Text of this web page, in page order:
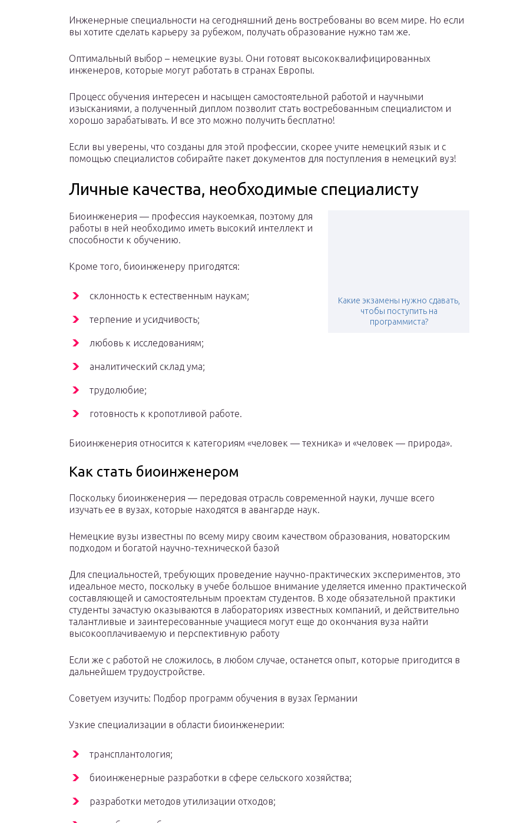
Инженерные специальности на сегодняшний день востребованы во всем мире. Но если
вы хотите сделать карьеру за рубежом, получать образование нужно там же.
Оптимальный выбор – немецкие вузы. Они готовят высококвалифицированных
инженеров, которые могут работать в странах Европы.
Процесс обучения интересен и насыщен самостоятельной работой и научными
изысканиями, а полученный диплом позволит стать востребованным специалистом и
хорошо зарабатывать. И все это можно получить бесплатно!
Если вы уверены, что созданы для этой профессии, скорее учите немецкий язык и с
помощью специалистов собирайте пакет документов для поступления в немецкий вуз!
Личные качества, необходимые специалисту
Какие экзамены нужно сдавать,
чтобы поступить на
программиста?
Биоинженерия — профессия наукоемкая, поэтому для
работы в ней необходимо иметь высокий интеллект и
способности к обучению.
Кроме того, биоинженеру пригодятся:
склонность к естественным наукам;
терпение и усидчивость;
любовь к исследованиям;
аналитический склад ума;
трудолюбие;
готовность к кропотливой работе.
Биоинженерия относится к категориям «человек — техника» и «человек — природа».
Как стать биоинженером
Поскольку биоинженерия — передовая отрасль современной науки, лучше всего
изучать ее в вузах, которые находятся в авангарде наук.
Немецкие вузы известны по всему миру своим качеством образования, новаторским
подходом и богатой научно-технической базой
Для специальностей, требующих проведение научно-практических экспериментов, это
идеальное место, поскольку в учебе большое внимание уделяется именно практической
составляющей и самостоятельным проектам студентов. В ходе обязательной практики
студенты зачастую оказываются в лабораториях известных компаний, и действительно
талантливые и заинтересованные учащиеся могут еще до окончания вуза найти
высокооплачиваемую и перспективную работу
Если же с работой не сложилось, в любом случае, останется опыт, которые пригодится в
дальнейшем трудоустройстве.
Советуем изучить: Подбор программ обучения в вузах Германии
Узкие специализации в области биоинженерии:
трансплантология;
биоинженерные разработки в сфере сельского хозяйства;
разработки методов утилизации отходов;